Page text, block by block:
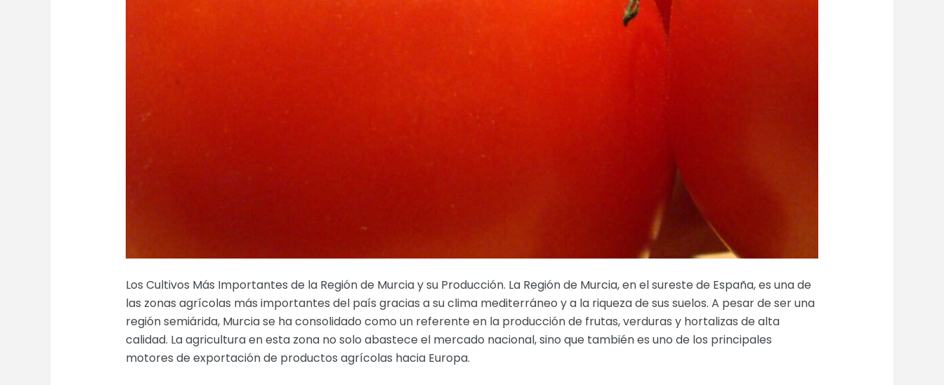
Los Cultivos Más Importantes de la Región de Murcia y su Producción. La Región de Murcia, en el sureste de España, es una de
las zonas agrícolas más importantes del país gracias a su clima mediterráneo y a la riqueza de sus suelos. A pesar de ser una
región semiárida, Murcia se ha consolidado como un referente en la producción de frutas, verduras y hortalizas de alta
calidad. La agricultura en esta zona no solo abastece el mercado nacional, sino que también es uno de los principales
motores de exportación de productos agrícolas hacia Europa.